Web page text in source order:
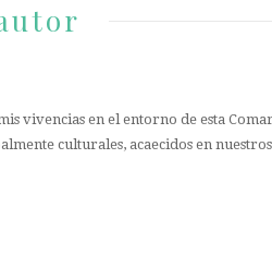
vivencias en el entorno de esta
culturales, acaecidos en nuestros